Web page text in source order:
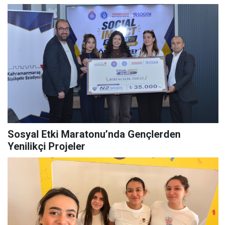
Sosyal Etki Maratonu’nda Gençlerden
Yenilikçi Projeler